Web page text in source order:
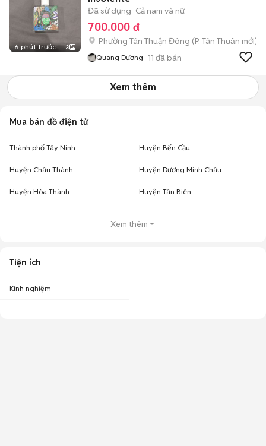
6 phút trước 3
Đã sử dụng Cả nam và nữ
700.000 đ
Phường Tân Thuận Đông (P. Tân Thuận mới)
Quang Dương 11 đã bán
Xem thêm
Mua bán đồ điện tử
Thành phố Tây Ninh Huyện Bến Cầu
Huyện Châu Thành Huyện Dương Minh Châu
Huyện Hòa Thành Huyện Tân Biên
Xem thêm
Tiện ích
Kinh nghiệm